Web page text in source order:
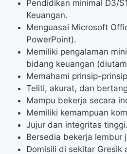
Pendidikan minimal D3/
Keuangan.
Menguasai Microsoft
PowerPoint).
Memiliki pengalaman
bidang keuangan
Memahami prinsip-
Teliti, akurat, dan
Mampu bekerja secara
Memiliki kemampuan
Jujur dan integritas tinggi.
Bersedia bekerja lembur
Domisili di sekitar Gresik